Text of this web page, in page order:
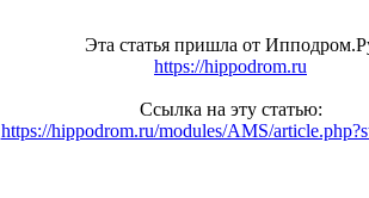
Эта статья пришла от
https://hippodrom.ru
Ссылка на эту статью:
https://hippodrom.ru/modules/AMS/